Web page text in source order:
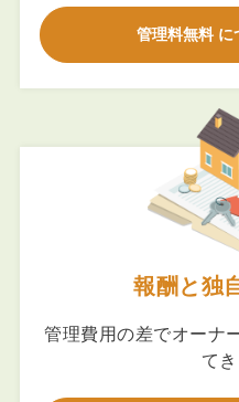
管理料無料 に
報酬と独
管理費用の差でオーナ
てき